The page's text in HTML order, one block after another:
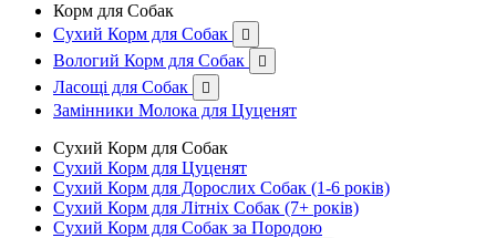
Корм для Собак
Сухий Корм для Собак

Вологий Корм для Собак 
Ласощі для Собак 
Замінники Молока для Цуценят
Сухий Корм для Собак
Сухий Корм для Цуценят
Сухий Корм для Дорослих Собак (1-6 років)
Сухий Корм для Літніх Собак (7+ років)
Сухий Корм для Собак за Породою